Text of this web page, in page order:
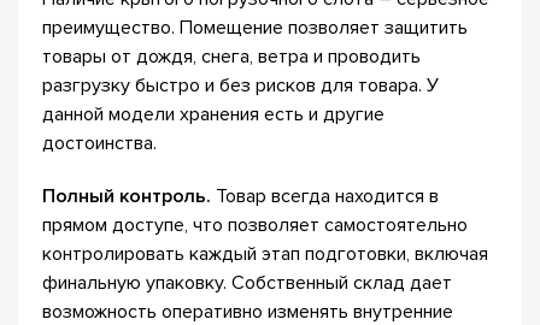
преимущество. Помещение позволяет защитить
товары от дождя, снега, ветра и проводить
разгрузку быстро и без рисков для товара. У
данной модели хранения есть и другие
достоинства.
Полный контроль. Товар всегда находится в
прямом доступе, что позволяет самостоятельно
контролировать каждый этап подготовки, включая
финальную упаковку. Собственный склад дает
возможность оперативно изменять внутренние